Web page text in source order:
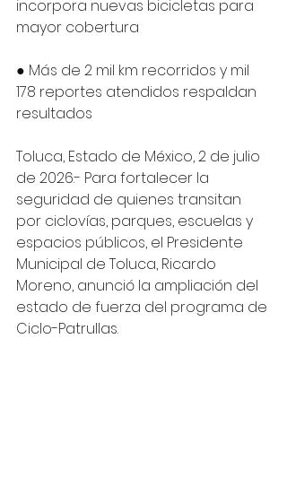
incorpora nuevas bicicletas para
mayor cobertura
● Más de 2 mil km recorridos y mil
178 reportes atendidos respaldan
resultados
Toluca, Estado de México, 2 de julio
de 2026.- Para fortalecer la
seguridad de quienes transitan
por ciclovías, parques, escuelas y
espacios públicos, el Presidente
Municipal de Toluca, Ricardo
Moreno, anunció la ampliación del
estado de fuerza del programa de
Ciclo-Patrullas.